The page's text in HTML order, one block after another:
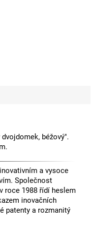
béžový".
a vysoce
Společnost
roce 1988 řídí heslem
inovačních
patenty a rozmanitý